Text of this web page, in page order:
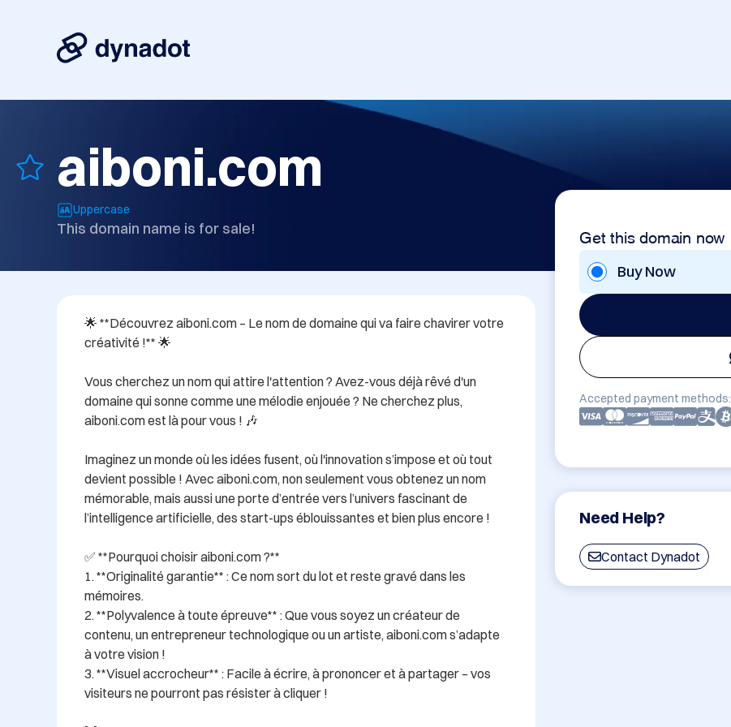
aiboni.com
Uppercase
This domain name is for sale! Get this domain now
Buy Now
Accepted payment methods:
Need Help?
Contact Dynadot
🌟 **Découvrez aiboni.com – Le nom de domaine qui va faire chavirer votre
créativité !** 🌟
Vous cherchez un nom qui attire l'attention ? Avez-vous déjà rêvé d'un
domaine qui sonne comme une mélodie enjouée ? Ne cherchez plus,
aiboni.com est là pour vous ! 🎶
Imaginez un monde où les idées fusent, où l'innovation s’impose et où tout
devient possible ! Avec aiboni.com, non seulement vous obtenez un nom
mémorable, mais aussi une porte d’entrée vers l’univers fascinant de
l’intelligence artificielle, des start-ups éblouissantes et bien plus encore !
✅ **Pourquoi choisir aiboni.com ?**
1. **Originalité garantie** : Ce nom sort du lot et reste gravé dans les
mémoires.
2. **Polyvalence à toute épreuve** : Que vous soyez un créateur de
contenu, un entrepreneur technologique ou un artiste, aiboni.com s’adapte
à votre vision !
3. **Visuel accrocheur** : Facile à écrire, à prononcer et à partager – vos
visiteurs ne pourront pas résister à cliquer !